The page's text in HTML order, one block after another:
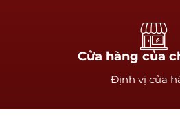
Cửa hàng của
Định vị cửa